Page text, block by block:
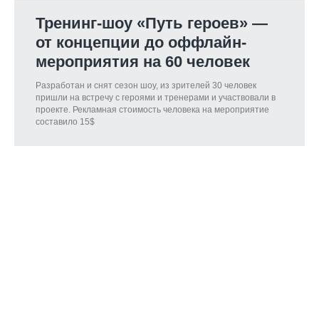
Тренинг-шоу «Путь героев» —
от концепции до оффлайн-
мероприятия на 60 человек
Разработан и снят сезон шоу, из зрителей 30 человек
пришли на встречу с героями и тренерами и участвовали в
проекте. Рекламная стоимость человека на мероприятие
составило 15$